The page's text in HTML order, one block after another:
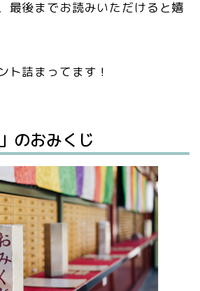
最後までお読みいただけると嬉
ト詰まってます！
のおみくじ